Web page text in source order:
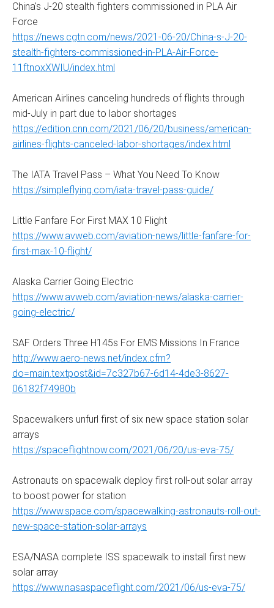
China's J-20 stealth fighters commissioned in PLA Air
Force
https://news.cgtn.com/news/2021-06-20/China-s-J-20-
stealth-fighters-commissioned-in-PLA-Air-Force-
11ftnoxXWIU/index.html
American Airlines canceling hundreds of flights through
mid-July in part due to labor shortages
https://edition.cnn.com/2021/06/20/business/american-
airlines-flights-canceled-labor-shortages/index.html
The IATA Travel Pass – What You Need To Know
https://simpleflying.com/iata-travel-pass-guide/
Little Fanfare For First MAX 10 Flight
https://www.avweb.com/aviation-news/little-fanfare-for-
first-max-10-flight/
Alaska Carrier Going Electric
https://www.avweb.com/aviation-news/alaska-carrier-
going-electric/
SAF Orders Three H145s For EMS Missions In France
http://www.aero-news.net/index.cfm?
do=main.textpost&id=7c327b67-6d14-4de3-8627-
06182f74980b
Spacewalkers unfurl first of six new space station solar
arrays
https://spaceflightnow.com/2021/06/20/us-eva-75/
Astronauts on spacewalk deploy first roll-out solar array
to boost power for station
https://www.space.com/spacewalking-astronauts-roll-out-
new-space-station-solar-arrays
ESA/NASA complete ISS spacewalk to install first new
solar array
https://www.nasaspaceflight.com/2021/06/us-eva-75/